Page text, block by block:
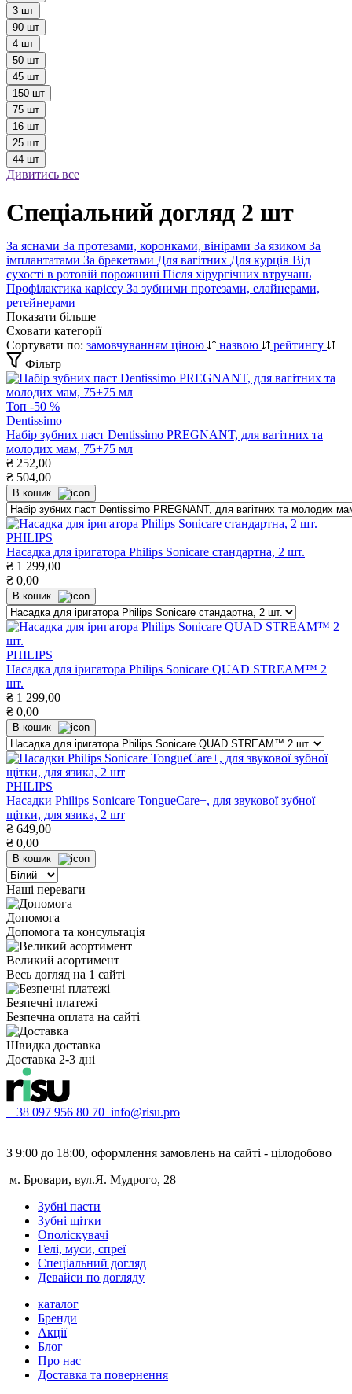
3 шт
90 шт
4 шт
50 шт
45 шт
150 шт
75 шт
16 шт
25 шт
44 шт
Дивитись все
Спеціальний догляд 2 шт
За яснами За протезами, коронками, вінірами За язиком За
імплантатами За брекетами Для вагітних Для курців Від
сухості в ротовій порожнині Після хірургічних втручань
Профілактика карієсу За зубними протезами, елайнерами,
ретейнерами
Показати більше
Сховати категорії
Сортувати по: замовчуванням ціною назвою
рейтингу
Фільтр
Топ -50 %
Dentissimo
Набір зубних паст Dentissimo PREGNANT, для вагітних та
молодих мам, 75+75 мл
₴ 252,00
₴ 504,00
В кошик
PHILIPS
Насадка для іригатора Philips Sonicare стандартна, 2 шт.
₴ 1 299,00
₴ 0,00
В кошик
PHILIPS
Насадка для іригатора Philips Sonicare QUAD STREAM™ 2
шт.
₴ 1 299,00
₴ 0,00
В кошик
PHILIPS
Насадки Philips Sonicare TongueCare+, для звукової зубної
щітки, для язика, 2 шт
₴ 649,00
₴ 0,00
В кошик
Наші переваги
Допомога
Допомога та консультація
Великий асортимент
Весь догляд на 1 сайті
Безпечні платежі
Безпечна оплата на сайті
Швидка доставка
Доставка 2-3 дні
+38 097 956 80 70 info@risu.pro
З 9:00 до 18:00, оформлення замовлень на сайті - цілодобово
м. Бровари, вул.Я. Мудрого, 28
Зубні пасти
Зубні щітки
Ополіскувачі
Гелі, муси, спреї
Спеціальний догляд
Девайси по догляду
каталог
Бренди
Акції
Блог
Про нас
Доставка та повернення